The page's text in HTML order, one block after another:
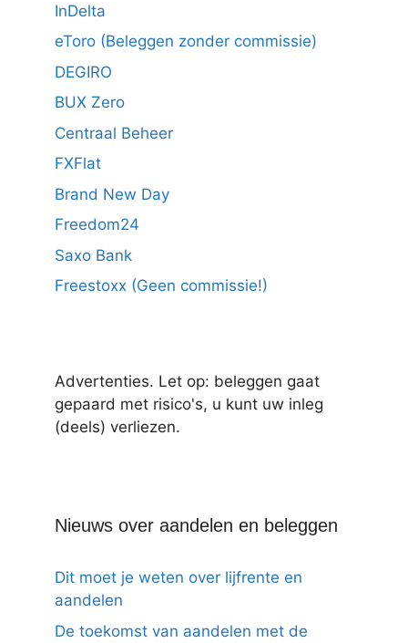
InDelta
eToro (Beleggen zonder commissie)
DEGIRO
BUX Zero
Centraal Beheer
FXFlat
Brand New Day
Freedom24
Saxo Bank
Freestoxx (Geen commissie!)
Advertenties. Let op: beleggen gaat
gepaard met risico's, u kunt uw inleg
(deels) verliezen.
Nieuws over aandelen en beleggen
Dit moet je weten over lijfrente en
aandelen
De toekomst van aandelen met de